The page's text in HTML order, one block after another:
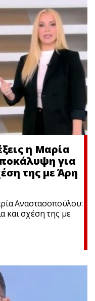
η Μαρία
για
της με Άρη
Αναστασοπούλου:
και σχέση της με